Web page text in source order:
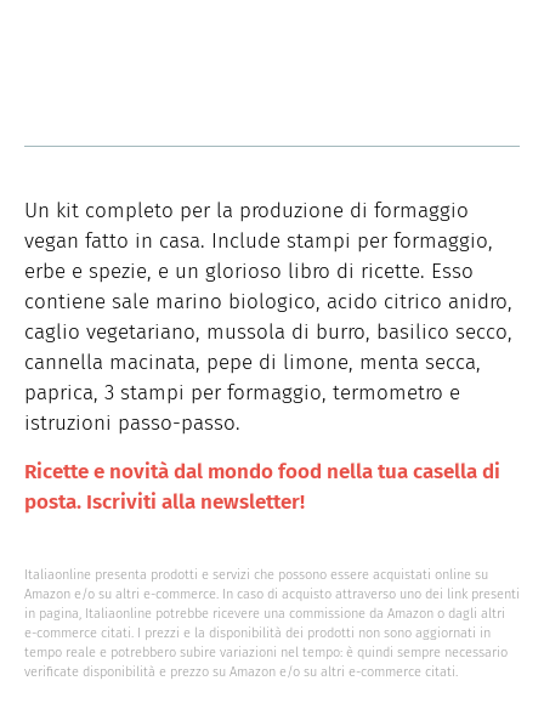
Un kit completo per la produzione di formaggio
vegan fatto in casa. Include stampi per formaggio,
erbe e spezie, e un glorioso libro di ricette. Esso
contiene sale marino biologico, acido citrico anidro,
caglio vegetariano, mussola di burro, basilico secco,
cannella macinata, pepe di limone, menta secca,
paprica, 3 stampi per formaggio, termometro e
istruzioni passo-passo.
Ricette e novità dal mondo food nella tua casella di
posta. Iscriviti alla newsletter!
Italiaonline presenta prodotti e servizi che possono essere acquistati online su
Amazon e/o su altri e-commerce. In caso di acquisto attraverso uno dei link presenti
in pagina, Italiaonline potrebbe ricevere una commissione da Amazon o dagli altri
e-commerce citati. I prezzi e la disponibilità dei prodotti non sono aggiornati in
tempo reale e potrebbero subire variazioni nel tempo: è quindi sempre necessario
verificate disponibilità e prezzo su Amazon e/o su altri e-commerce citati.